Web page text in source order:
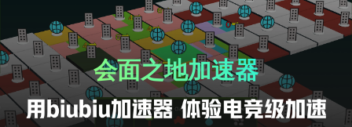
会面之地加速器